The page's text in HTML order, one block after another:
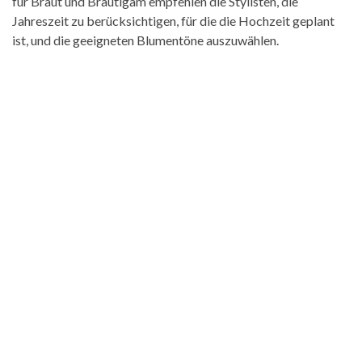
Jahreszeit zu berücksichtigen, für die die Hochzeit geplant
ist, und die geeigneten Blumentöne auszuwählen.